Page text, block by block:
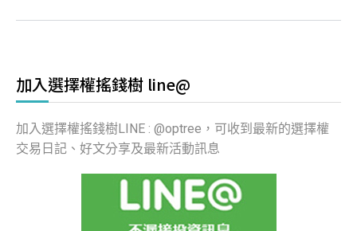
加入選擇權搖錢樹 line@
加入選擇權搖錢樹LINE : @optree，可收到最新的選擇權
交易日記、好文分享及最新活動訊息